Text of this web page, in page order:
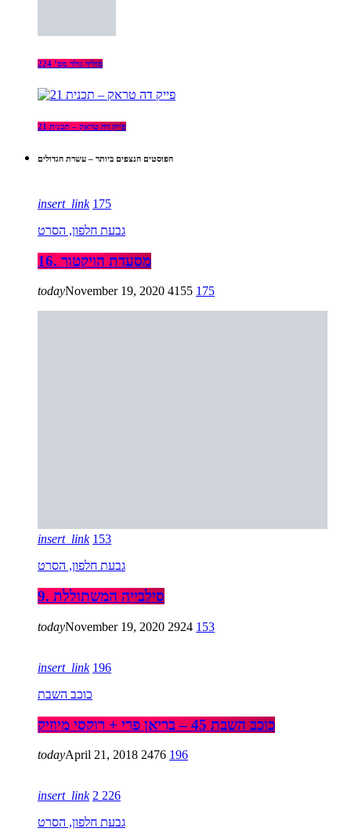
סוליד גולד מס’ 224
פייק דה טראק – תכנית 21
הפוסטים הנצפים ביותר – עשרת הגדולים
insert_link 175
גבעת חלפון, הסרט
16. מסעדת הויקטור
todayNovember 19, 2020 4155 175
insert_link 153
גבעת חלפון, הסרט
9. סילבייה המשתוללת
todayNovember 19, 2020 2924 153
insert_link 196
כוכב השבת
כוכב השבת 45 – בריאן פרי + רוקסי מיוזיק
todayApril 21, 2018 2476 196
insert_link 2 226
גבעת חלפון, הסרט